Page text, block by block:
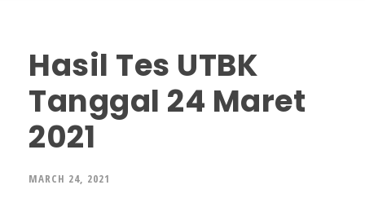
Hasil Tes UTBK
Tanggal 24 Maret
2021
MARCH 24, 2021